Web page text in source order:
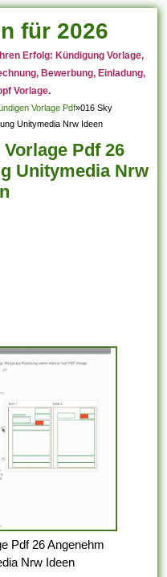
für 2026
Erfolg: Kündigung Vorlage,
Bewerbung, Einladung,
Vorlage.
Vorlage Pdf»016 Sky
Unitymedia Nrw Ideen
Pdf 26
Unitymedia Nrw
Pdf 26 Angenehm
Nrw Ideen